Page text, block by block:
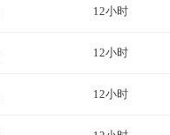
12小时
12小时
12小时